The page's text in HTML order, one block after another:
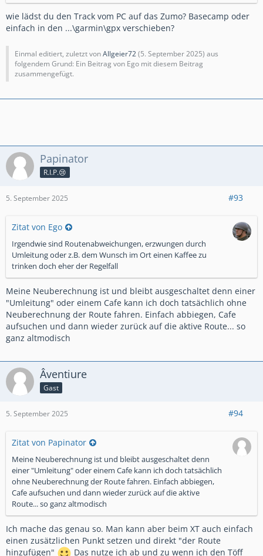
der track wird bei mir rot und in der breitesten version
angezeigt. ich konvertiere im track dann eine route und
schalte die neuberechnung aus wenn ich diese exakt nach
unter der route ist immer der track in rot sichtbar (ist breiter
als die routenanzeige).
wie lädst du den Track vom PC auf das Zumo? Basecamp oder
einfach in den ...\garmin\gpx verschieben?
Einmal editiert, zuletzt vonAllgeier72(5. September 2025) aus
folgendem Grund: Ein Beitrag von Ego mit diesem Beitrag
zusammengefügt.
Papinator
R.I.P.😢
5. September 2025 #93
Zitat von Ego
Irgendwie sind Routenabweichungen, erzwungen durch
Umleitung oder z.B. dem Wunsch im Ort einen Kaffee zu
trinken doch eher der Regelfall
Meine Neuberechnung ist und bleibt ausgeschaltet denn einer
"Umleitung" oder einem Cafe kann ich doch tatsächlich ohne
Neuberechnung der Route fahren. Einfach abbiegen, Cafe
aufsuchen und dann wieder zurück auf die aktive Route... so
ganz altmodisch
Âventiure
Gast
5. September 2025 #94
Zitat von Papinator
Meine Neuberechnung ist und bleibt ausgeschaltet denn
einer "Umleitung" oder einem Cafe kann ich doch tatsächlich
ohne Neuberechnung der Route fahren. Einfach abbiegen,
Cafe aufsuchen und dann wieder zurück auf die aktive
Route... so ganz altmodisch
Ich mache das genau so. Man kann aber beim XT auch einfach
einen zusätzlichen Punkt setzen und direkt "der Route
hinzufügen"
Das nutze ich ab und zu wenn ich den Töff